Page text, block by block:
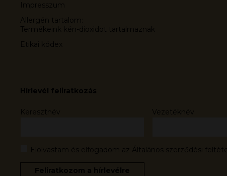
Impresszum
Allergén tartalom:
Termékeink kén-dioxidot tartalmaznak
Etikai kódex
Hírlevél feliratkozás
Keresztnév Vezetéknév
Elolvastam és elfogadom az Általános szerződési